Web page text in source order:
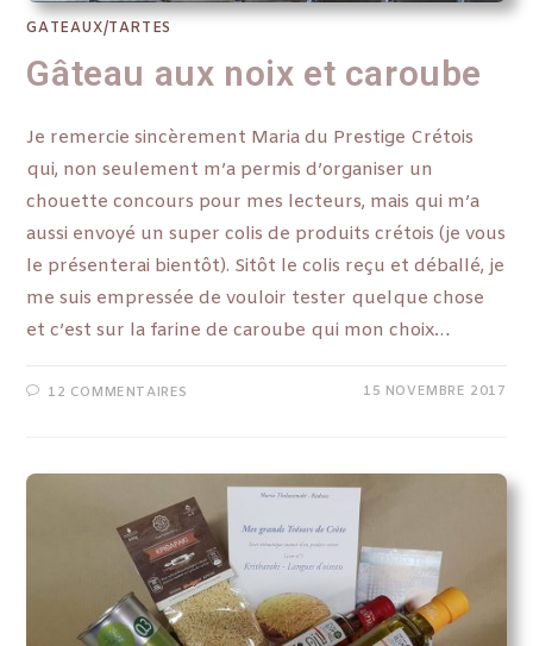
GATEAUX/TARTES
Gâteau aux noix et caroube
Je remercie sincèrement Maria du Prestige Crétois
qui, non seulement m’a permis d’organiser un
chouette concours pour mes lecteurs, mais qui m’a
aussi envoyé un super colis de produits crétois (je vous
le présenterai bientôt). Sitôt le colis reçu et déballé, je
me suis empressée de vouloir tester quelque chose
et c’est sur la farine de caroube qui mon choix…
12 COMMENTAIRES 15 NOVEMBRE 2017